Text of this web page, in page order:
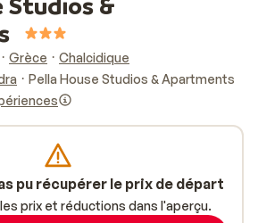
Grèce
Chalcidique
Pella House Studios & Apartments
pu récupérer le prix de départ
prix et réductions dans l'aperçu.